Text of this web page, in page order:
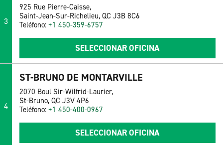
3
925 Rue Pierre-Caisse,
Saint-Jean-Sur-Richelieu, QC J3B 8C6
Teléfono: +1 450-359-6757
SELECCIONAR OFICINA
4
ST-BRUNO DE MONTARVILLE
2070 Boul Sir-Wilfrid-Laurier,
St-Bruno, QC J3V 4P6
Teléfono: +1 450-400-0967
SELECCIONAR OFICINA